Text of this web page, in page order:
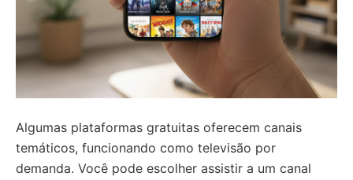
Algumas plataformas gratuitas oferecem canais
temáticos, funcionando como televisão por
demanda. Você pode escolher assistir a um canal